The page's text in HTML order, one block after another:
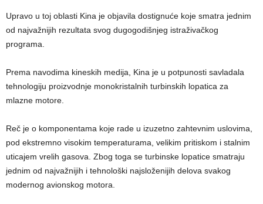
Upravo u toj oblasti Kina je objavila dostignuće koje smatra jednim
od najvažnijih rezultata svog dugogodišnjeg istraživačkog
programa.
Prema navodima kineskih medija, Kina je u potpunosti savladala
tehnologiju proizvodnje monokristalnih turbinskih lopatica za
mlazne motore.
Reč je o komponentama koje rade u izuzetno zahtevnim uslovima,
pod ekstremno visokim temperaturama, velikim pritiskom i stalnim
uticajem vrelih gasova. Zbog toga se turbinske lopatice smatraju
jednim od najvažnijih i tehnološki najsloženijih delova svakog
modernog avionskog motora.